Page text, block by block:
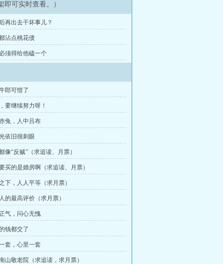
可实时查看。）
再出去干坏事儿？
沾点桃花债
须得给他磕一个
郎可惜了
要继续努力呀！
兔，人中吕布
依旧很刺眼
像“反贼”（求追读、月票）
买的是婚房啊（求追读、月票）
下，人人平等（求月票）
的最高评价（求月票）
气，问心无愧
钱都交了
套，心里一套
山敬老院（求追读，求月票）